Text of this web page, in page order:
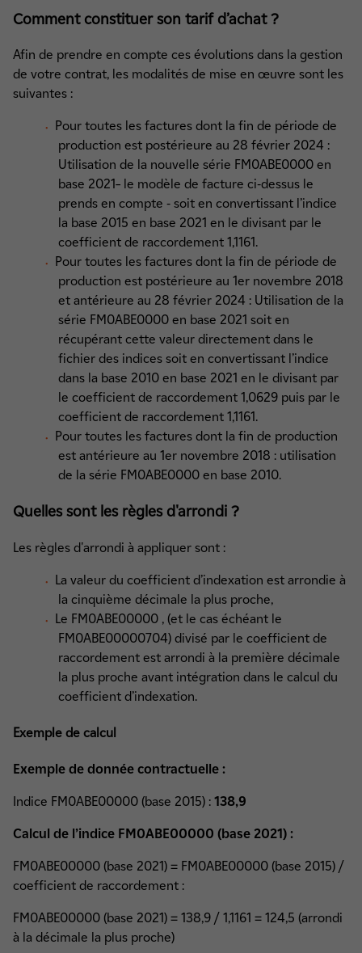
Comment constituer son tarif d’achat ?
Afin de prendre en compte ces évolutions dans la gestion
de votre contrat, les modalités de mise en œuvre sont les
suivantes :
Pour toutes les factures dont la fin de période de
production est postérieure au 28 février 2024 :
Utilisation de la nouvelle série FM0ABE0000 en
base 2021– le modèle de facture ci-dessus le
prends en compte - soit en convertissant l’indice
la base 2015 en base 2021 en le divisant par le
coefficient de raccordement 1,1161.
Pour toutes les factures dont la fin de période de
production est postérieure au 1er novembre 2018
et antérieure au 28 février 2024 : Utilisation de la
série FM0ABE0000 en base 2021 soit en
récupérant cette valeur directement dans le
fichier des indices soit en convertissant l’indice
dans la base 2010 en base 2021 en le divisant par
le coefficient de raccordement 1,0629 puis par le
coefficient de raccordement 1,1161.
Pour toutes les factures dont la fin de production
est antérieure au 1er novembre 2018 : utilisation
de la série FM0ABE0000 en base 2010.
Quelles sont les règles d'arrondi ?
Les règles d'arrondi à appliquer sont :
La valeur du coefficient d’indexation est arrondie à
la cinquième décimale la plus proche,
Le FM0ABE00000 , (et le cas échéant le
FM0ABE00000704) divisé par le coefficient de
raccordement est arrondi à la première décimale
la plus proche avant intégration dans le calcul du
coefficient d’indexation.
Exemple de calcul
Exemple de donnée contractuelle :
Indice FM0ABE00000 (base 2015) : 138,9
Calcul de l’indice FM0ABE00000 (base 2021) :
FM0ABE00000 (base 2021) = FM0ABE00000 (base 2015) /
coefficient de raccordement :
FM0ABE00000 (base 2021) = 138,9 / 1,1161 = 124,5 (arrondi
à la décimale la plus proche)